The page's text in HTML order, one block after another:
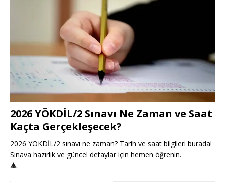
2026 YÖKDİL/2 Sınavı Ne Zaman ve Saat
Kaçta Gerçekleşecek?
2026 YÖKDİL/2 sınavı ne zaman? Tarih ve saat bilgileri burada!
Sınava hazırlık ve güncel detaylar için hemen öğrenin.
🔺